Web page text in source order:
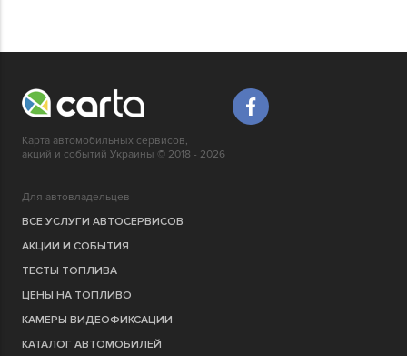
Карта автомобильных сервисов,
акций и событий Украины © 2018 - 2026
Для автовладельцев
ВСЕ УСЛУГИ АВТОСЕРВИСОВ
АКЦИИ И СОБЫТИЯ
ТЕСТЫ ТОПЛИВА
ЦЕНЫ НА ТОПЛИВО
КАМЕРЫ ВИДЕОФИКСАЦИИ
КАТАЛОГ АВТОМОБИЛЕЙ